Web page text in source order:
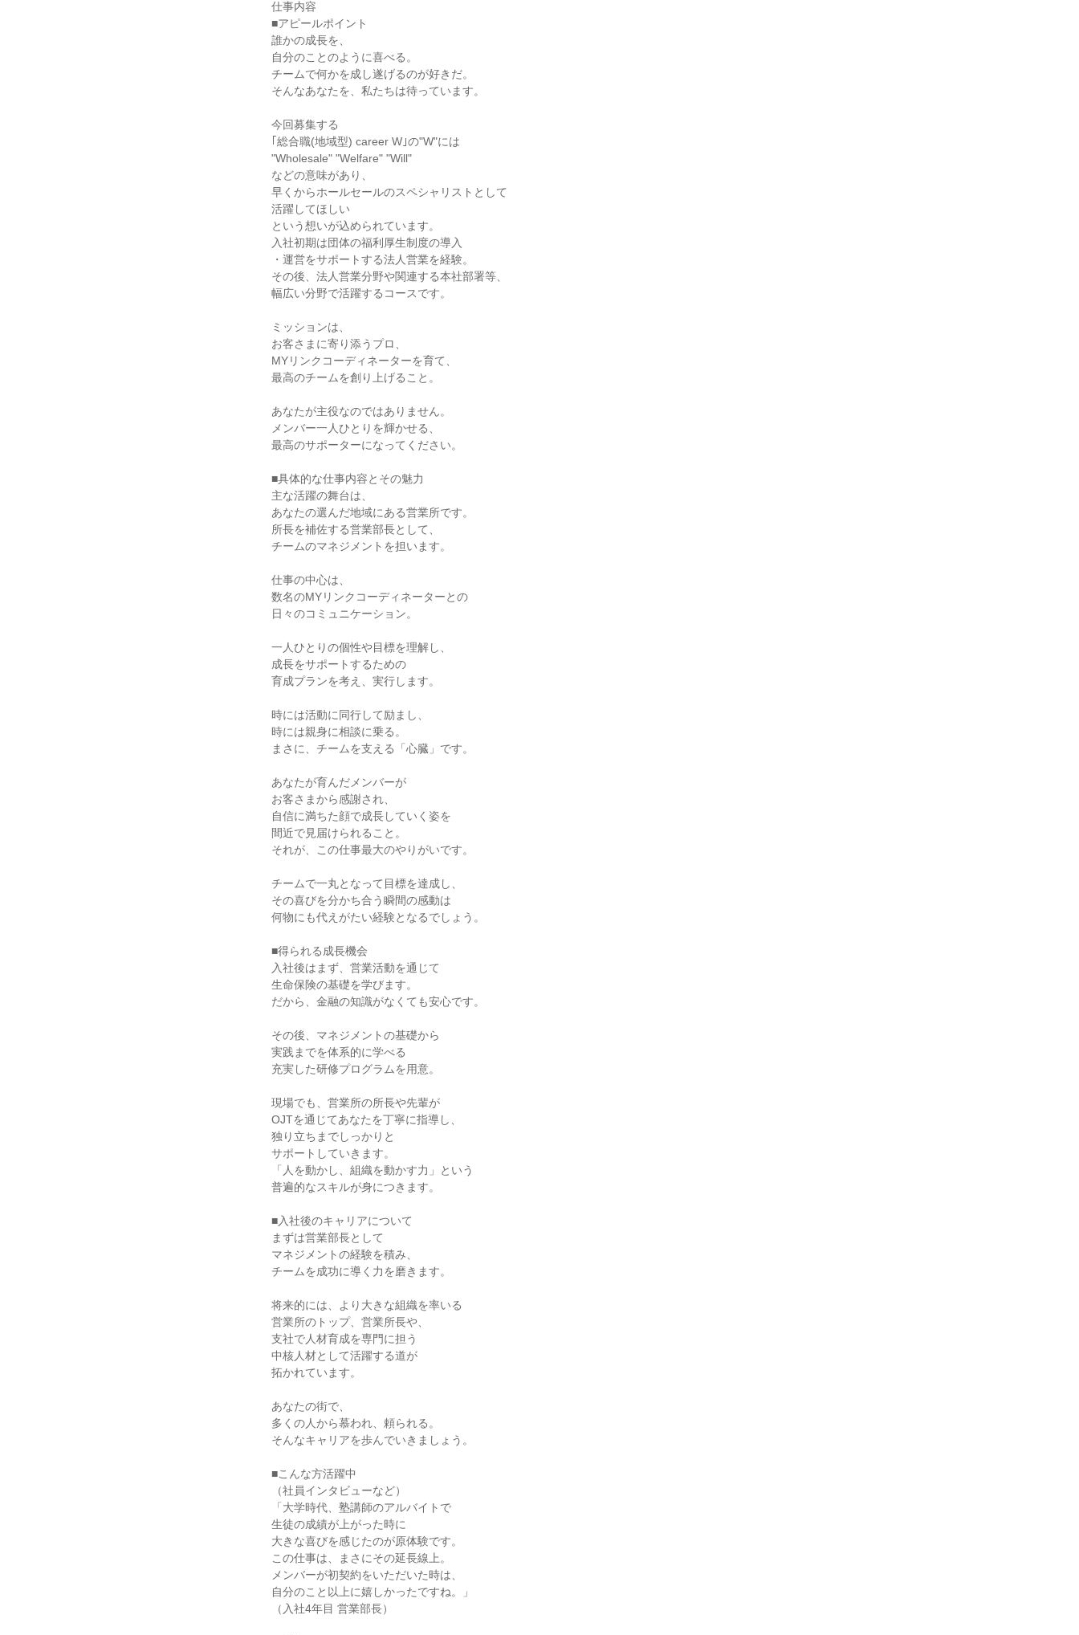
仕事内容
■アピールポイント
誰かの成長を、
自分のことのように喜べる。
チームで何かを成し遂げるのが好きだ。
そんなあなたを、私たちは待っています。
今回募集する
｢総合職(地域型) career W｣の"W"には
"Wholesale" "Welfare" "Will"
などの意味があり、
早くからホールセールのスペシャリストとして
活躍してほしい
という想いが込められています。
入社初期は団体の福利厚生制度の導入
・運営をサポートする法人営業を経験。
その後、法人営業分野や関連する本社部署等、
幅広い分野で活躍するコースです。
ミッションは、
お客さまに寄り添うプロ、
MYリンクコーディネーターを育て、
最高のチームを創り上げること。
あなたが主役なのではありません。
メンバー一人ひとりを輝かせる、
最高のサポーターになってください。
■具体的な仕事内容とその魅力
主な活躍の舞台は、
あなたの選んだ地域にある営業所です。
所長を補佐する営業部長として、
チームのマネジメントを担います。
仕事の中心は、
数名のMYリンクコーディネーターとの
日々のコミュニケーション。
一人ひとりの個性や目標を理解し、
成長をサポートするための
育成プランを考え、実行します。
時には活動に同行して励まし、
時には親身に相談に乗る。
まさに、チームを支える「心臓」です。
あなたが育んだメンバーが
お客さまから感謝され、
自信に満ちた顔で成長していく姿を
間近で見届けられること。
それが、この仕事最大のやりがいです。
チームで一丸となって目標を達成し、
その喜びを分かち合う瞬間の感動は
何物にも代えがたい経験となるでしょう。
■得られる成長機会
入社後はまず、営業活動を通じて
生命保険の基礎を学びます。
だから、金融の知識がなくても安心です。
その後、マネジメントの基礎から
実践までを体系的に学べる
充実した研修プログラムを用意。
現場でも、営業所の所長や先輩が
OJTを通じてあなたを丁寧に指導し、
独り立ちまでしっかりと
サポートしていきます。
「人を動かし、組織を動かす力」という
普遍的なスキルが身につきます。
■入社後のキャリアについて
まずは営業部長として
マネジメントの経験を積み、
チームを成功に導く力を磨きます。
将来的には、より大きな組織を率いる
営業所のトップ、営業所長や、
支社で人材育成を専門に担う
中核人材として活躍する道が
拓かれています。
あなたの街で、
多くの人から慕われ、頼られる。
そんなキャリアを歩んでいきましょう。
■こんな方活躍中
（社員インタビューなど）
「大学時代、塾講師のアルバイトで
生徒の成績が上がった時に
大きな喜びを感じたのが原体験です。
この仕事は、まさにその延長線上。
メンバーが初契約をいただいた時は、
自分のこと以上に嬉しかったですね。」
（入社4年目 営業部長）